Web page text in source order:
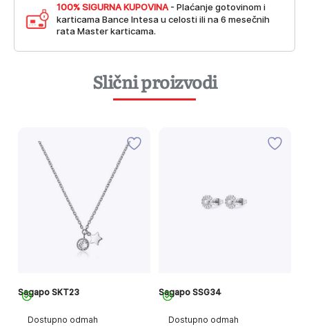
100% SIGURNA KUPOVINA - Plaćanje gotovinom i
karticama Bance Intesa u celosti ili na 6 mesečnih
rata Master karticama.
Slični proizvodi
Dostupno odmah
Sagapo SKT23
Dostupno odmah
Sagapo SSG34